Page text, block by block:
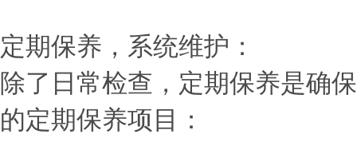
定期保养，系统维护：
除了日常检查，定期保养是确
的定期保养项目：